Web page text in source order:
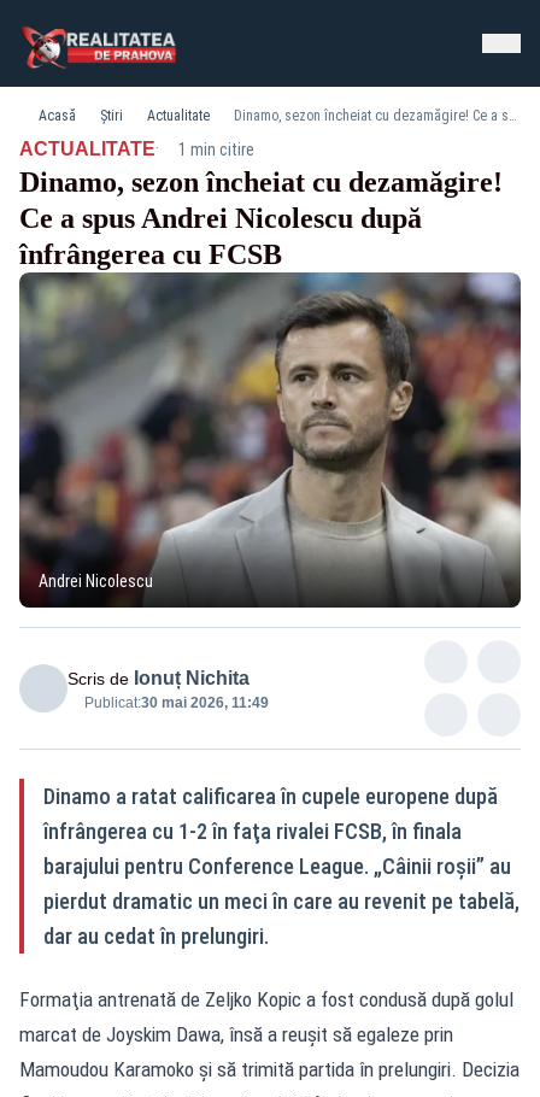
Acasă Știri Actualitate Dinamo, sezon încheiat cu dezamăgire! Ce a spus Andrei Nicolescu după înfrângerea cu FCSB
ACTUALITATE· 1 min citire
Dinamo, sezon încheiat cu dezamăgire!
Ce a spus Andrei Nicolescu după
înfrângerea cu FCSB
Andrei Nicolescu
Scris de Ionuț Nichita
Publicat:30 mai 2026, 11:49
Dinamo a ratat calificarea în cupele europene după
înfrângerea cu 1-2 în faţa rivalei FCSB, în finala
barajului pentru Conference League. „Câinii roşii” au
pierdut dramatic un meci în care au revenit pe tabelă,
dar au cedat în prelungiri.
Formaţia antrenată de Zeljko Kopic a fost condusă după golul
marcat de Joyskim Dawa, însă a reuşit să egaleze prin
Mamoudou Karamoko şi să trimită partida în prelungiri. Decizia